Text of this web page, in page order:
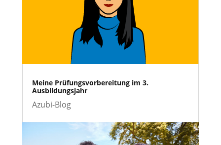
Meine Prüfungsvorbereitung im 3.
Ausbildungsjahr
Azubi-Blog